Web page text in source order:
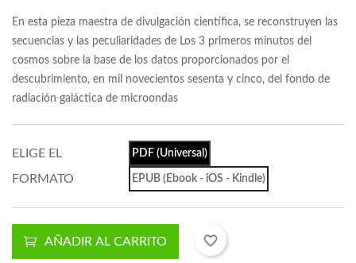
En esta pieza maestra de divulgación científica, se reconstruyen las
secuencias y las peculiaridades de Los 3 primeros minutos del
cosmos sobre la base de los datos proporcionados por el
descubrimiento, en mil novecientos sesenta y cinco, del fondo de
radiación galáctica de microondas
ELIGE EL
FORMATO
PDF (Universal)
EPUB (Ebook - iOS - Kindle)
AÑADIR AL CARRITO favorite_border